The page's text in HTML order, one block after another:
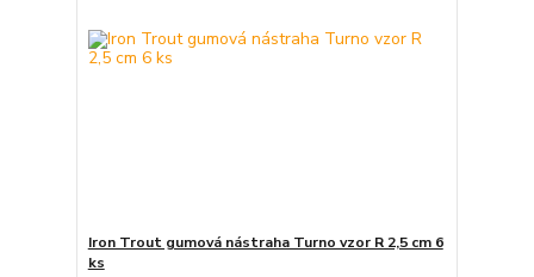
Iron Trout gumová nástraha Turno vzor R 2,5 cm 6
ks